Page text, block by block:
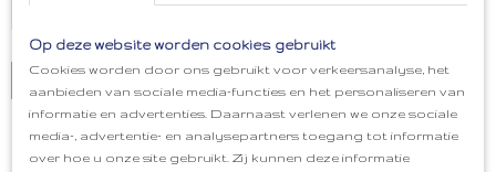
Op deze website worden cookies gebruikt
Cookies worden door ons gebruikt voor verkeersanalyse, het
aanbieden van sociale media-functies en het personaliseren van
informatie en advertenties. Daarnaast verlenen we onze sociale
media-, advertentie- en analysepartners toegang tot informatie
over hoe u onze site gebruikt. Zij kunnen deze informatie